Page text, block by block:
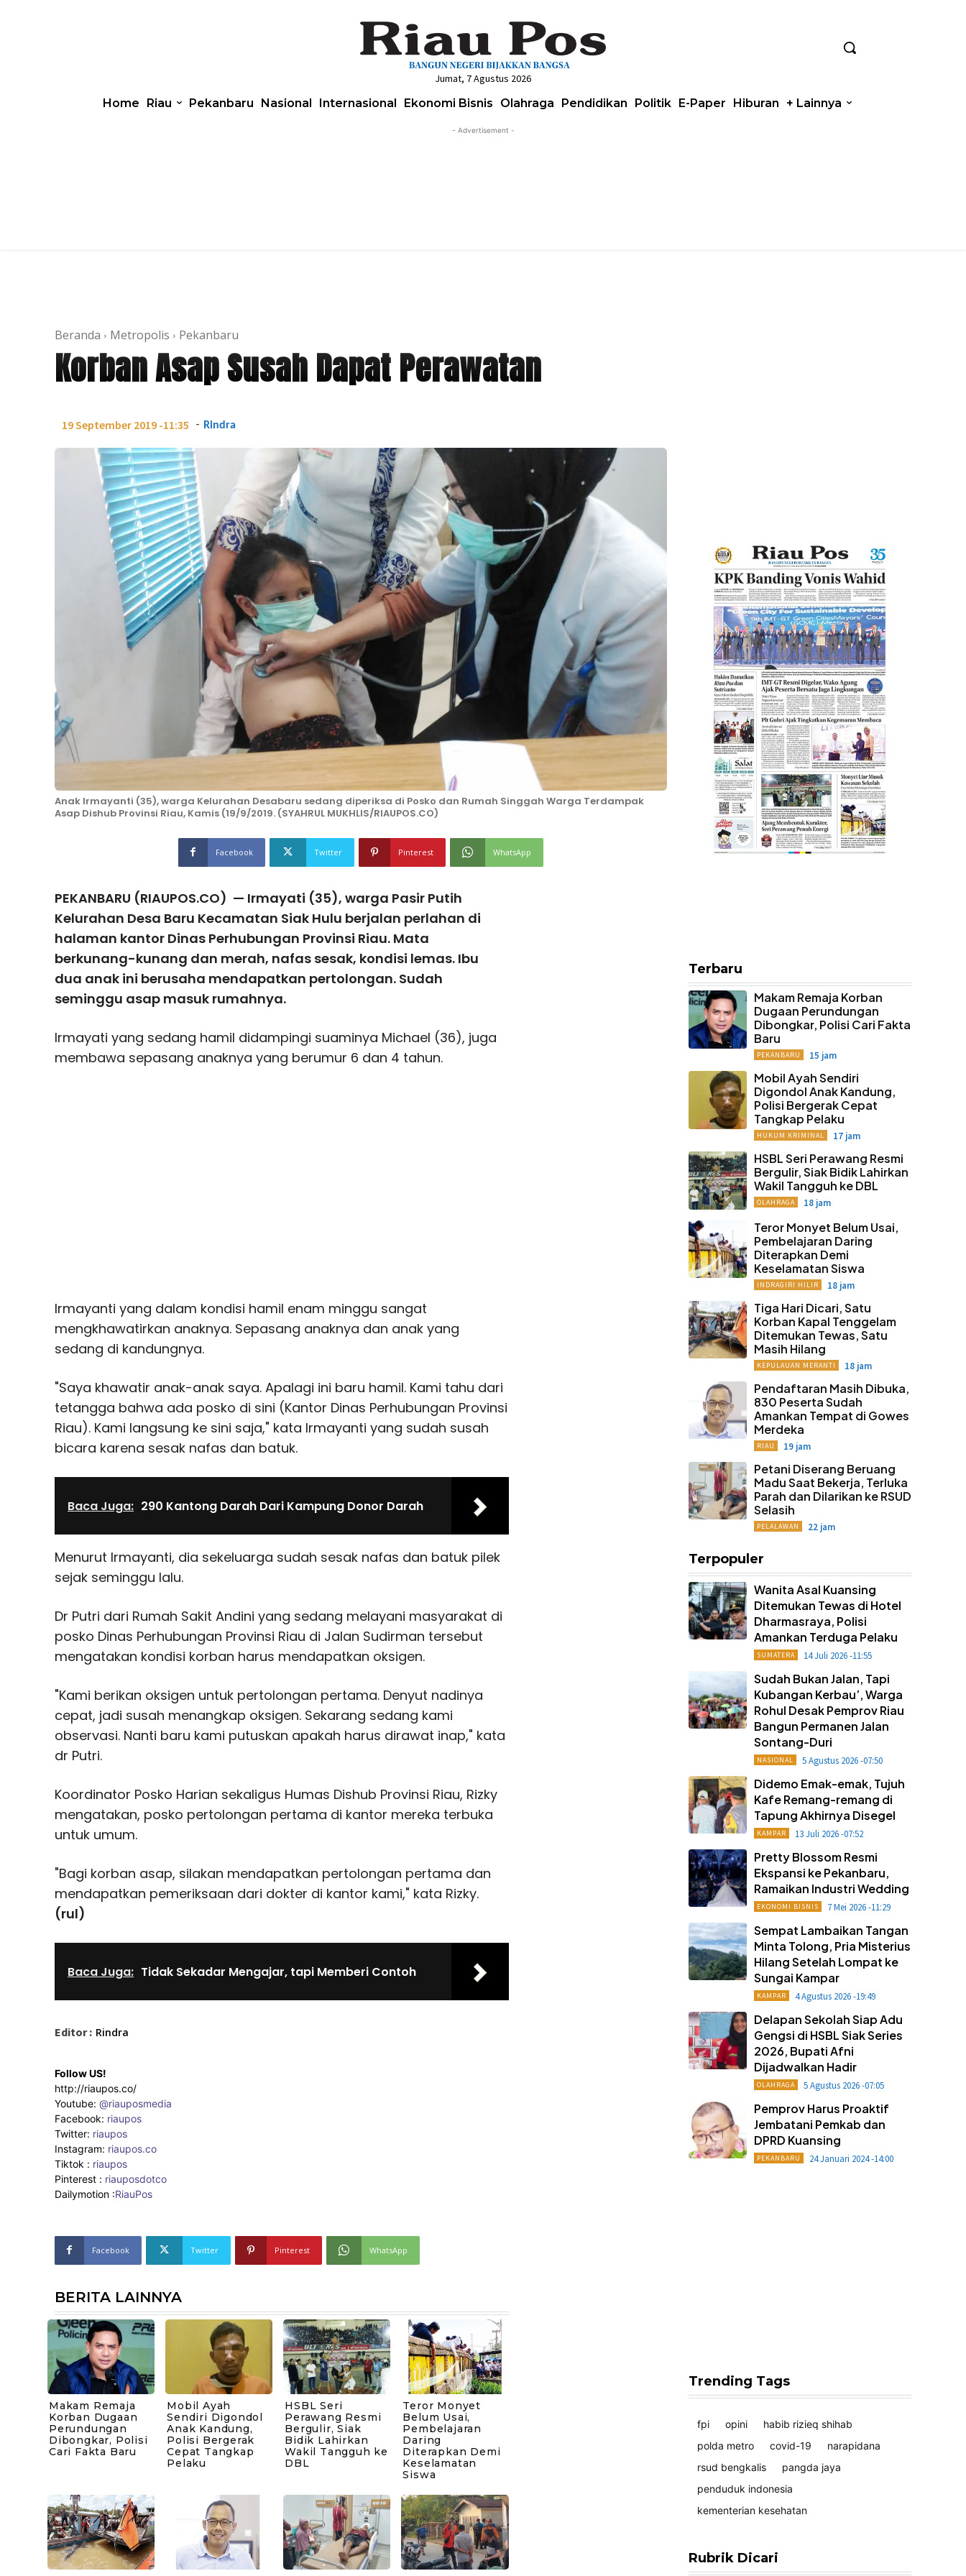
Jumat, 7 Agustus 2026
Home Riau Pekanbaru Nasional Internasional Ekonomi Bisnis Olahraga Pendidikan Politik E-Paper Hiburan + Lainnya
- Advertisement -
Beranda Metropolis Pekanbaru
Korban Asap Susah Dapat Perawatan
19 September 2019 -11:35 - Rindra
Anak Irmayanti (35), warga Kelurahan Desabaru sedang diperiksa di Posko dan Rumah Singgah Warga Terdampak
Asap Dishub Provinsi Riau, Kamis (19/9/2019. (SYAHRUL MUKHLIS/RIAUPOS.CO)
Facebook Twitter Pinterest WhatsApp
PEKANBARU (RIAUPOS.CO) — Irmayati (35), warga Pasir Putih
Kelurahan Desa Baru Kecamatan Siak Hulu berjalan perlahan di
halaman kantor Dinas Perhubungan Provinsi Riau. Mata
berkunang-kunang dan merah, nafas sesak, kondisi lemas. Ibu
dua anak ini berusaha mendapatkan pertolongan. Sudah
seminggu asap masuk rumahnya.
Irmayati yang sedang hamil didampingi suaminya Michael (36), juga
membawa sepasang anaknya yang berumur 6 dan 4 tahun.
Irmayanti yang dalam kondisi hamil enam minggu sangat
mengkhawatirkan anaknya. Sepasang anaknya dan anak yang
sedang di kandungnya.
"Saya khawatir anak-anak saya. Apalagi ini baru hamil. Kami tahu dari
tetangga bahwa ada posko di sini (Kantor Dinas Perhubungan Provinsi
Riau). Kami langsung ke sini saja," kata Irmayanti yang sudah susah
bicara karena sesak nafas dan batuk.
Baca Juga: 290 Kantong Darah Dari Kampung Donor Darah
Menurut Irmayanti, dia sekeluarga sudah sesak nafas dan batuk pilek
sejak seminggu lalu.
Dr Putri dari Rumah Sakit Andini yang sedang melayani masyarakat di
posko Dinas Perhubungan Provinsi Riau di Jalan Sudirman tersebut
mengatakan kondisi korban harus mendapatkan oksigen.
"Kami berikan oksigen untuk pertolongan pertama. Denyut nadinya
cepat, jadi susah menangkap oksigen. Sekarang sedang kami
observasi. Nanti baru kami putuskan apakah harus dirawat inap," kata
dr Putri.
Koordinator Posko Harian sekaligus Humas Dishub Provinsi Riau, Rizky
mengatakan, posko pertolongan pertama di kantor mereka terbuka
untuk umum.
"Bagi korban asap, silakan mendapatkan pertolongan pertama dan
mendapatkan pemeriksaan dari dokter di kantor kami," kata Rizky.
(rul)
Baca Juga: Tidak Sekadar Mengajar, tapi Memberi Contoh
Editor : Rindra
Follow US!
http://riaupos.co/
Youtube: @riauposmedia
Facebook: riaupos
Twitter: riaupos
Instagram: riaupos.co
Tiktok : riaupos
Pinterest : riauposdotco
Dailymotion :RiauPos
Facebook Twitter Pinterest WhatsApp
BERITA LAINNYA
Makam Remaja
Korban Dugaan
Perundungan
Dibongkar, Polisi
Cari Fakta Baru
Mobil Ayah
Sendiri Digondol
Anak Kandung,
Polisi Bergerak
Cepat Tangkap
Pelaku
HSBL Seri
Perawang Resmi
Bergulir, Siak
Bidik Lahirkan
Wakil Tangguh ke
DBL
Teror Monyet
Belum Usai,
Pembelajaran
Daring
Diterapkan Demi
Keselamatan
Siswa
Terbaru
Makam Remaja Korban
Dugaan Perundungan
Dibongkar, Polisi Cari Fakta
Baru
PEKANBARU 15 jam
Mobil Ayah Sendiri
Digondol Anak Kandung,
Polisi Bergerak Cepat
Tangkap Pelaku
HUKUM KRIMINAL 17 jam
HSBL Seri Perawang Resmi
Bergulir, Siak Bidik Lahirkan
Wakil Tangguh ke DBL
OLAHRAGA 18 jam
Teror Monyet Belum Usai,
Pembelajaran Daring
Diterapkan Demi
Keselamatan Siswa
INDRAGIRI HILIR 18 jam
Tiga Hari Dicari, Satu
Korban Kapal Tenggelam
Ditemukan Tewas, Satu
Masih Hilang
KEPULAUAN MERANTI 18 jam
Pendaftaran Masih Dibuka,
830 Peserta Sudah
Amankan Tempat di Gowes
Merdeka
RIAU 19 jam
Petani Diserang Beruang
Madu Saat Bekerja, Terluka
Parah dan Dilarikan ke RSUD
Selasih
PELALAWAN 22 jam
Terpopuler
Wanita Asal Kuansing
Ditemukan Tewas di Hotel
Dharmasraya, Polisi
Amankan Terduga Pelaku
SUMATERA 14 Juli 2026 -11:55
Sudah Bukan Jalan, Tapi
Kubangan Kerbau’, Warga
Rohul Desak Pemprov Riau
Bangun Permanen Jalan
Sontang-Duri
NASIONAL 5 Agustus 2026 -07:50
Didemo Emak-emak, Tujuh
Kafe Remang-remang di
Tapung Akhirnya Disegel
KAMPAR 13 Juli 2026 -07:52
Pretty Blossom Resmi
Ekspansi ke Pekanbaru,
Ramaikan Industri Wedding
EKONOMI BISNIS 7 Mei 2026 -11:29
Sempat Lambaikan Tangan
Minta Tolong, Pria Misterius
Hilang Setelah Lompat ke
Sungai Kampar
KAMPAR 4 Agustus 2026 -19:49
Delapan Sekolah Siap Adu
Gengsi di HSBL Siak Series
2026, Bupati Afni
Dijadwalkan Hadir
OLAHRAGA 5 Agustus 2026 -07:05
Pemprov Harus Proaktif
Jembatani Pemkab dan
DPRD Kuansing
PEKANBARU 24 Januari 2024 -14:00
Trending Tags
fpi opini
habib rizieq shihab
polda metro
covid-19
narapidana
rsud bengkalis
pangda jaya
penduduk indonesia
kementerian kesehatan
Rubrik Dicari